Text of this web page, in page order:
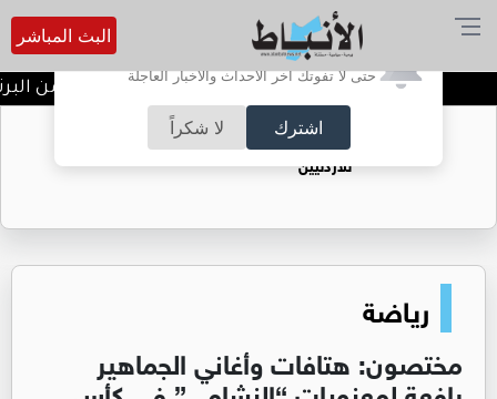
أترغب في تفعيل الإشعارات؟
حتى لا تفوتك آخر الأحداث والأخبار العاجلة
اشترك لا شكراً
البث المباشر
ندوة تعاين التراث الأردني ضمن
حقل الريشة حين يتحول الغاز إلى فرص عمل
للأردنيين
رياضة
مختصون: هتافات وأغاني الجماهير